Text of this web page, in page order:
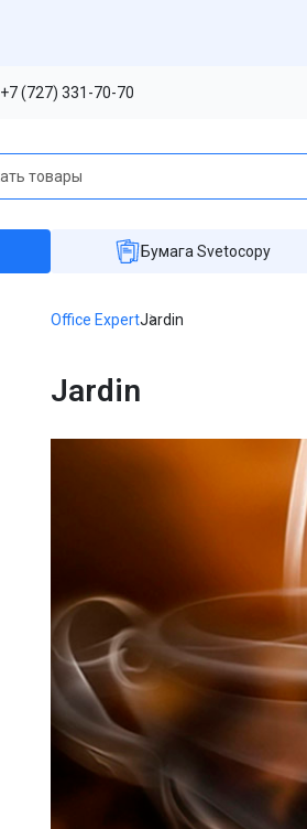
+7 (727) 331-70-70
Бумага Svetocopy
Office ExpertJardin
Jardin